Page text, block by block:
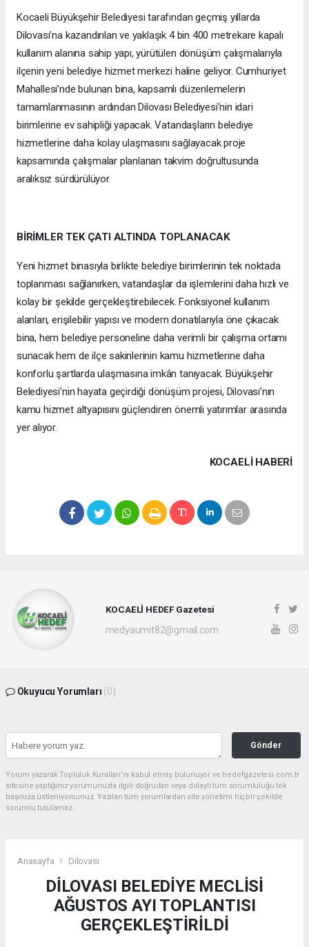
Kocaeli Büyükşehir Belediyesi tarafından geçmiş yıllarda
Dilovası’na kazandırılan ve yaklaşık 4 bin 400 metrekare kapalı
kullanım alanına sahip yapı, yürütülen dönüşüm çalışmalarıyla
ilçenin yeni belediye hizmet merkezi haline geliyor. Cumhuriyet
Mahallesi’nde bulunan bina, kapsamlı düzenlemelerin
tamamlanmasının ardından Dilovası Belediyesi’nin idari
birimlerine ev sahipliği yapacak. Vatandaşların belediye
hizmetlerine daha kolay ulaşmasını sağlayacak proje
kapsamında çalışmalar planlanan takvim doğrultusunda
aralıksız sürdürülüyor.
BİRİMLER TEK ÇATI ALTINDA TOPLANACAK
Yeni hizmet binasıyla birlikte belediye birimlerinin tek noktada
toplanması sağlanırken, vatandaşlar da işlemlerini daha hızlı ve
kolay bir şekilde gerçekleştirebilecek. Fonksiyonel kullanım
alanları, erişilebilir yapısı ve modern donatılarıyla öne çıkacak
bina, hem belediye personeline daha verimli bir çalışma ortamı
sunacak hem de ilçe sakinlerinin kamu hizmetlerine daha
konforlu şartlarda ulaşmasına imkân tanıyacak. Büyükşehir
Belediyesi’nin hayata geçirdiği dönüşüm projesi, Dilovası’nın
kamu hizmet altyapısını güçlendiren önemli yatırımlar arasında
yer alıyor.
KOCAELI HABERİ
KOCAELİ HEDEF Gazetesi
medyaumit82@gmail.com
Okuyucu Yorumları (0)
Gönder
Yorum yazarak Topluluk Kuralları’nı kabul etmiş bulunuyor ve hedefgazetesi.com.tr
sitesine yaptığınız yorumunuzla ilgili doğrudan veya dolaylı tüm sorumluluğu tek
başınıza üstleniyorsunuz. Yazılan tüm yorumlardan site yönetimi hiçbir şekilde
sorumlu tutulamaz.
Anasayfa Dilovası
DİLOVASI BELEDİYE MECLİSİ
AĞUSTOS AYI TOPLANTISI
GERÇEKLEŞTİRİLDİ